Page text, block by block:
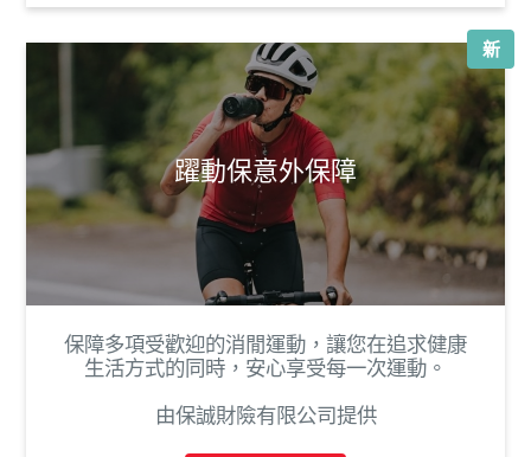
躍動保意外保障
新
保障多項受歡迎的消閒運動，讓您在追求健康
生活方式的同時，安心享受每一次運動。
由保誠財險有限公司提供